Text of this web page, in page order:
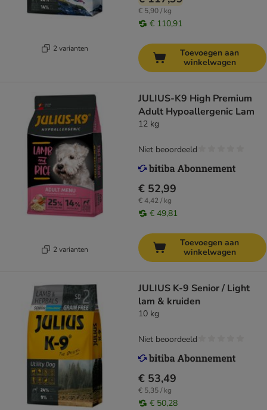
2 varianten
€ 5,90 / kg
€ 110,91
Toevoegen aan
winkelwagen
2 varianten
JULIUS-K9 High Premium
Adult Hypoallergenic Lam
12 kg
€ 52,99
€ 4,42 / kg
€ 49,81
Niet beoordeeld
Toevoegen aan
winkelwagen
JULIUS K-9 Senior / Light
lam & kruiden
10 kg
€ 53,49
€ 5,35 / kg
€ 50,28
Niet beoordeeld